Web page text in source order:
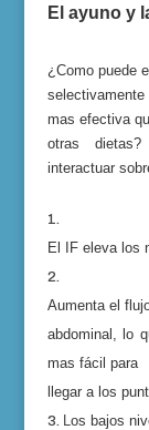
El ayuno y
¿ Como puede
mas efectiva
otras dietas?
interactuar
El IF eleva los
Aumenta el
abdominal, lo
mas fácil para
llegar a los
os bajos